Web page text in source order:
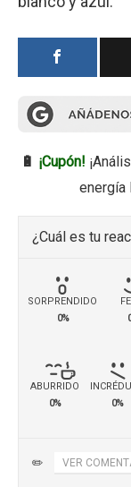
🔋 ¡Cupón!
energía
¿Cuál es tu
SORPRENDIDO
0%
ABURRIDO
0%
0%
✏️ VER